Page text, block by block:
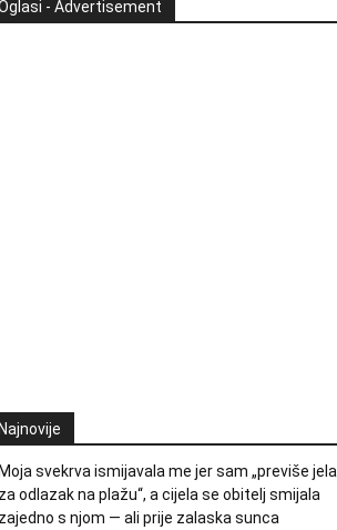
- Advertisement
svekrva ismijavala me jer sam „previše jela
odlazak na plažu“, a cijela se obitelj smijala
s njom — ali prije zalaska sunca